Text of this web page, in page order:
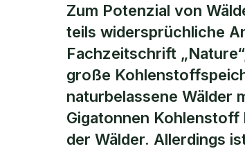
BIOLOGIE
Zum Potenzial von
teils widersprüchliche
Fachzeitschrift
große
naturbelassene Wälder
Gigatonnen
der Wälder. Allerdings